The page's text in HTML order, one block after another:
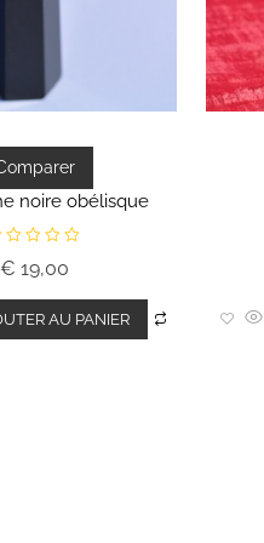
noire obélisque
€ 19,00
AU PANIER